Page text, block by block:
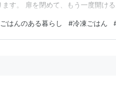
ます。 扉を閉めて、もう一度開け
たい気持ち。 その間で少し立ち止
を見ると、ごはんがいくつか並ん
はんのある暮らし #冷凍ごはん